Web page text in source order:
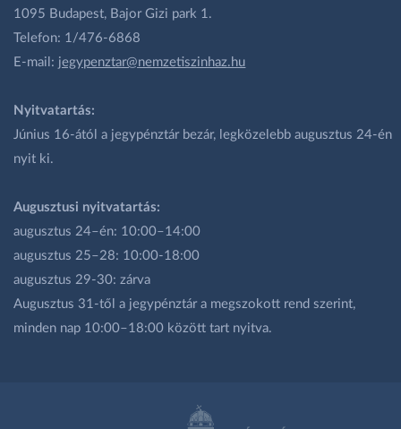
1095 Budapest, Bajor Gizi park 1.
Telefon: 1/476-6868
E-mail: jegypenztar@nemzetiszinhaz.hu
Nyitvatartás:
Június 16-ától a jegypénztár bezár, legközelebb augusztus 24-én
nyit ki.
Augusztusi nyitvatartás:
augusztus 24–én: 10:00–14:00
augusztus 25–28: 10:00-18:00
augusztus 29-30: zárva
Augusztus 31-től a jegypénztár a megszokott rend szerint,
minden nap 10:00–18:00 között tart nyitva.